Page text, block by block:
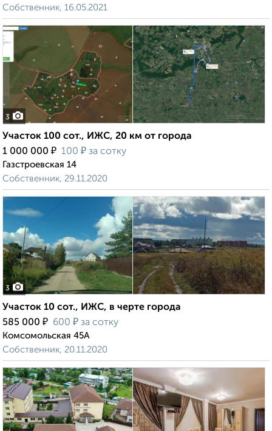
Собственник, 16.05.2021
3
Участок 100 сот., ИЖС, 20 км от города
1 000 000 ₽ 100 ₽ за сотку
Газстроевская 14
Собственник, 29.11.2020
3
Участок 10 сот., ИЖС, в черте города
585 000 ₽ 600 ₽ за сотку
Комсомольская 45А
Собственник, 20.11.2020